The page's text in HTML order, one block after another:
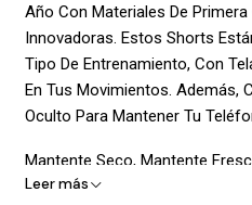
Año Con Materiales De
Innovadoras. Estos Shorts
Tipo De Entrenamiento, Con
En Tus Movimientos. Además,
Oculto Para Mantener Tu
Mantente Seco, Mantente
Leer más